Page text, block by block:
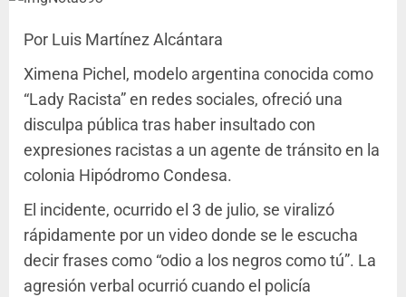
Por Luis Martínez Alcántara
Ximena Pichel, modelo argentina conocida como
“Lady Racista” en redes sociales, ofreció una
disculpa pública tras haber insultado con
expresiones racistas a un agente de tránsito en la
colonia Hipódromo Condesa.
El incidente, ocurrido el 3 de julio, se viralizó
rápidamente por un video donde se le escucha
decir frases como “odio a los negros como tú”. La
agresión verbal ocurrió cuando el policía